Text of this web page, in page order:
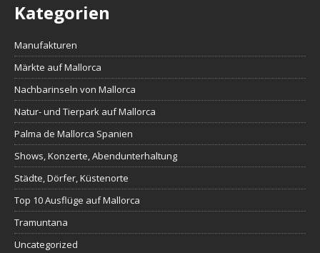
Kategorien
Manufakturen
Märkte auf Mallorca
Nachbarinseln von Mallorca
Natur- und Tierpark auf Mallorca
Palma de Mallorca Spanien
Shows, Konzerte, Abendunterhaltung
Städte, Dörfer, Küstenorte
Top 10 Ausflüge auf Mallorca
Tramuntana
Uncategorized